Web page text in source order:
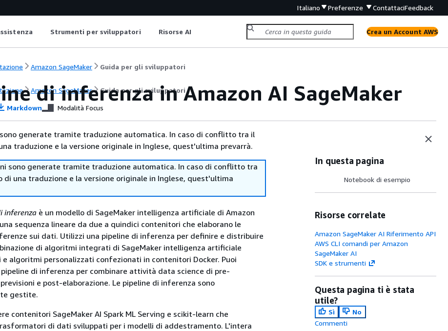
Italiano Preferenze ContattaciFeedback
Strumenti per sviluppatori Risorse AI Crea un Account AWS
Amazon SageMaker Guida per gli sviluppatori
Amazon SageMaker Guida per gli sviluppatori
di inferenza in Amazon AI SageMaker
Markdown Modalità Focus
generate tramite traduzione automatica. In caso di conflitto tra il
traduzione e la versione originale in Inglese, quest'ultima prevarrà.
sono generate tramite traduzione automatica. In caso di conflitto tra
di una traduzione e la versione originale in Inglese, quest'ultima
inferenza è un modello di SageMaker intelligenza artificiale di Amazon
sequenza lineare da due a quindici contenitori che elaborano le
sui dati. Utilizzi una pipeline di inferenza per definire e distribuire
di algoritmi integrati di SageMaker intelligenza artificiale
algoritmi personalizzati confezionati in contenitori Docker. Puoi
di inferenza per combinare attività data science di pre-
e post-elaborazione. Le pipeline di inferenza sono
gestite.
contenitori SageMaker AI Spark ML Serving e scikit-learn che
di dati sviluppati per i modelli di addestramento. L'intera
In questa pagina
Notebook di esempio
Risorse correlate
Amazon SageMaker AI Riferimento API
AWS CLI comandi per Amazon
SageMaker AI
SDK e strumenti
Questa pagina ti è stata
utile?
Sì
No
Commenti